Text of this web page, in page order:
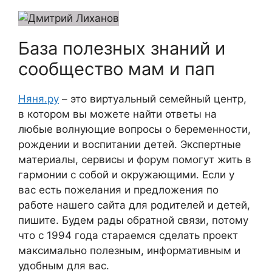
База полезных знаний и
сообщество мам и пап
Няня.ру – это виртуальный семейный центр,
в котором вы можете найти ответы на
любые волнующие вопросы о беременности,
рождении и воспитании детей. Экспертные
материалы, сервисы и форум помогут жить в
гармонии с собой и окружающими. Если у
вас есть пожелания и предложения по
работе нашего сайта для родителей и детей,
пишите. Будем рады обратной связи, потому
что c 1994 года стараемся сделать проект
максимально полезным, информативным и
удобным для вас.